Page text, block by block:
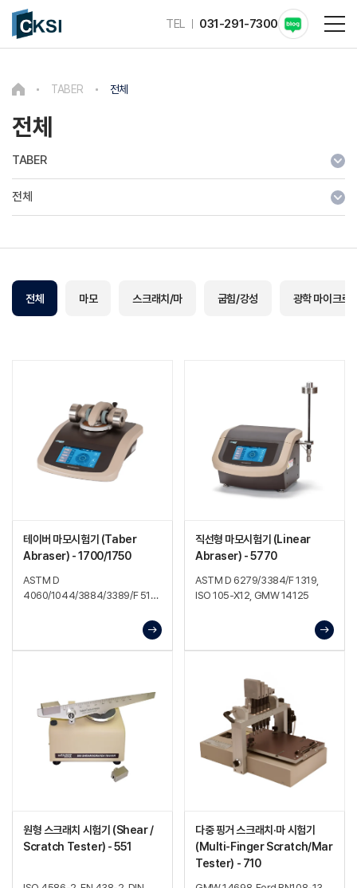
TEL 031-291-7300
TABER 전체
전체
TABER
전체
전체 마모 스크래치/마 굽힘/강성 광학 마이크로
테이버 마모시험기 (Taber
Abraser) - 1700/1750
ASTM D
4060/1044/3884/3389/F 510,
직선형 마모시험기 (Linear
Abraser) - 5770
ASTM D 6279/3384/F 1319,
ISO 105-X12, GMW 14125
원형 스크래치 시험기 (Shear /
Scratch Tester) - 551
다중 핑거 스크래치·마 시험기
(Multi-Finger Scratch/Mar
Tester) - 710